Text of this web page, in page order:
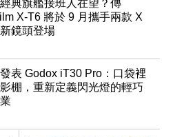
典旗艦接班人在望？傳
X-T6 將於 9 月攜手兩款 X
鏡頭登場
表 Godox iT30 Pro：口袋裡
棚，重新定義閃光燈的輕巧